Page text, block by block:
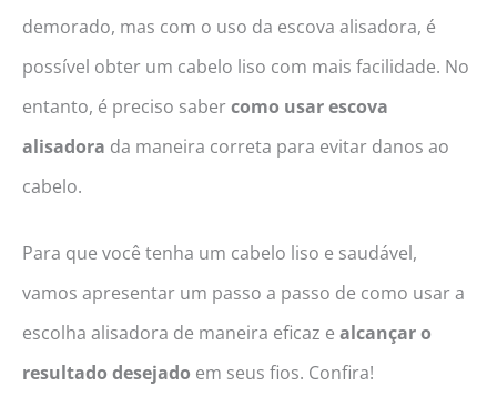
demorado, mas com o uso da escova alisadora, é
possível obter um cabelo liso com mais facilidade. No
entanto, é preciso sabercomo usar escova
alisadora da maneira correta para evitar danos ao
cabelo.
Para que você tenha um cabelo liso e saudável,
vamos apresentar um passo a passo de como usar a
escolha alisadora de maneira eficaz e alcançar o
resultado desejado em seus fios. Confira!